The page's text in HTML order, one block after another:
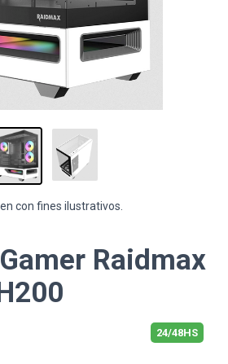
con fines ilustrativos.
Raidmax
24/48HS